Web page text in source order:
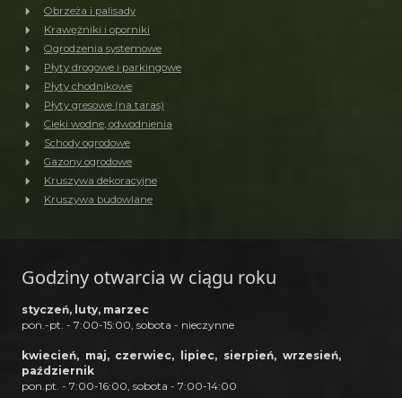
Obrzeża i palisady
Krawężniki i oporniki
Ogrodzenia systemowe
Płyty drogowe i parkingowe
Płyty chodnikowe
Płyty gresowe (na taras)
Cieki wodne, odwodnienia
Schody ogrodowe
Gazony ogrodowe
Kruszywa dekoracyjne
Kruszywa budowlane
Godziny otwarcia w ciągu roku
styczeń, luty, marzec
pon.-pt. - 7:00-15:00, sobota - nieczynne
kwiecień, maj, czerwiec, lipiec, sierpień, wrzesień,
październik
pon.pt. - 7:00-16:00, sobota - 7:00-14:00